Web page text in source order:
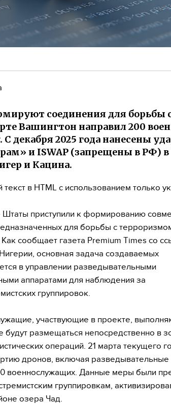
соединения для борьбы
Вашингтон направил 200
декабря 2025 года нанесены
и ISWAP (запрещены в РФ)
и Кацина.
в HTML с использованием только
приступили к формированию
для борьбы с
сообщает газета Premium Times со
основная задача создаваемых
в управлении разведывательными
аппаратами для наблюдения за
группировок.
участвующие в проекте,
будут размещаться непосредственно в
операций. 21 марта текущего
дронов, включая разведывательные
военнослужащих. Данные меры были
группировкам,
озера Чад.